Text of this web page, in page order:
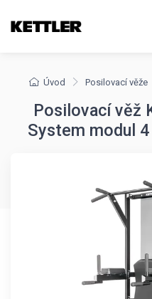
Úvod Posilovací věže
Posilovací věž
System modul